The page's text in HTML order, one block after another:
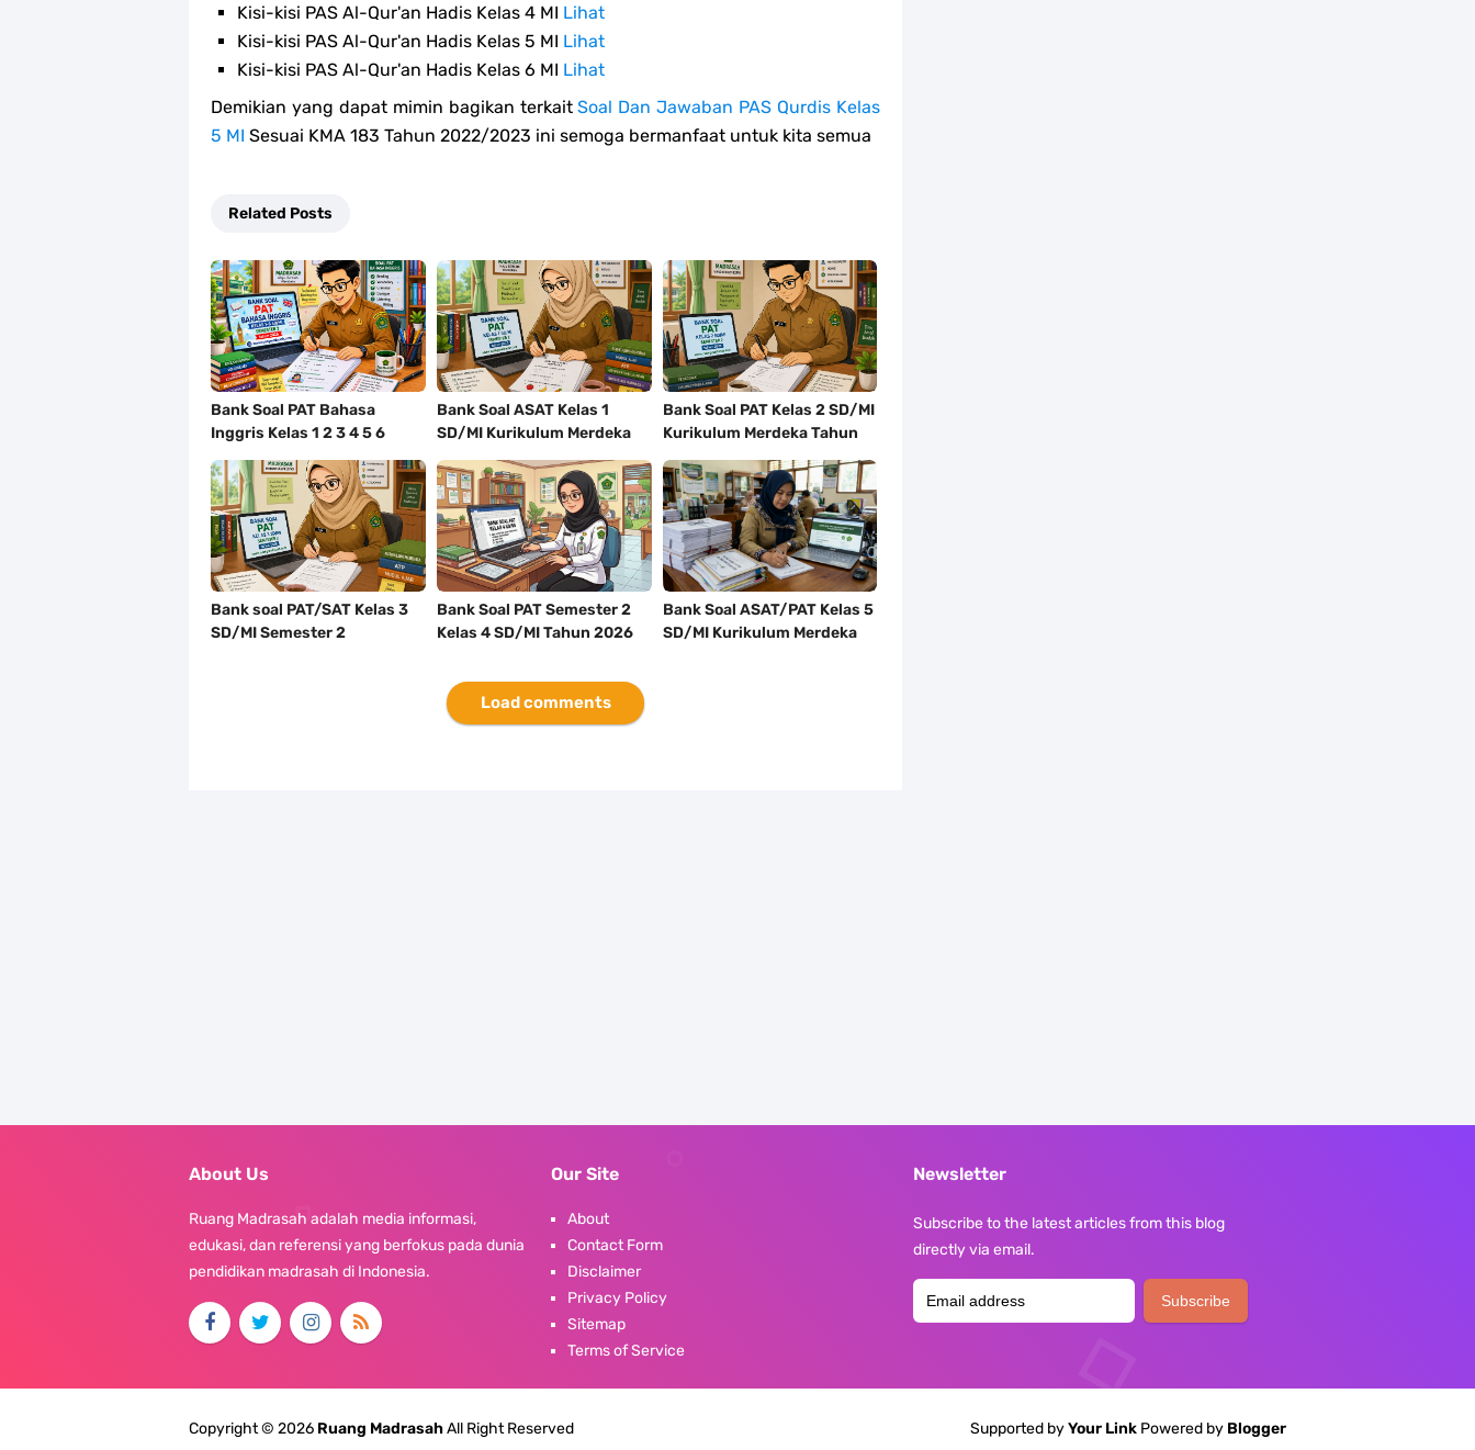
Kisi-kisi PAS Al-Qur'an Hadis Kelas 4 MI Lihat
Kisi-kisi PAS Al-Qur'an Hadis Kelas 5 MI Lihat
Kisi-kisi PAS Al-Qur'an Hadis Kelas 6 MI Lihat
Demikian yang dapat mimin bagikan terkaitSoal Dan Jawaban PAS Qurdis Kelas
5 MI Sesuai KMA 183 Tahun 2022/2023 ini semoga bermanfaat untuk kita semua
Related Posts
Bank Soal PAT Bahasa
Inggris Kelas 1 2 3 4 5 6
SD/MI Kurikulum Merdeka
Bank Soal ASAT Kelas 1
SD/MI Kurikulum Merdeka
Tahun 2026
Bank Soal PAT Kelas 2 SD/MI
Kurikulum Merdeka Tahun
2026
Bank soal PAT/SAT Kelas 3
SD/MI Semester 2
Bank Soal PAT Semester 2
Kelas 4 SD/MI Tahun 2026
Bank Soal ASAT/PAT Kelas 5
SD/MI Kurikulum Merdeka
Load comments
About Us
Ruang Madrasah adalah media informasi,
edukasi, dan referensi yang berfokus pada dunia
pendidikan madrasah di Indonesia.
Our Site
About
Contact Form
Disclaimer
Privacy Policy
Sitemap
Terms of Service
Newsletter
Subscribe to the latest articles from this blog
directly via email.
Copyright © 2026 Ruang MadrasahAll Right Reserved Supported byYour Link Powered by Blogger